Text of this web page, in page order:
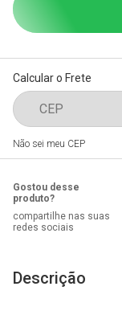
Calcular o Frete
Não sei meu CEP
Gostou desse
produto?
compartilhe nas suas
redes sociais
Descrição